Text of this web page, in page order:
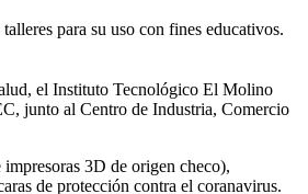
para su uso con fines educativos.
el Instituto Tecnológico El Molino
junto al Centro de Industria, Comercio
3D de origen checo),
de protección contra el coranavirus.